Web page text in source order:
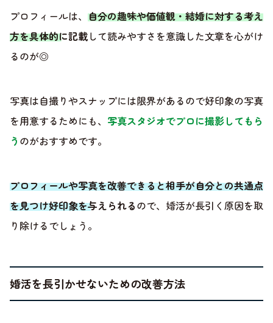
プロフィールは、 自分の趣味や価値観・結婚に対する考え
方を具体的に記載して読みやすさを意識した文章を心がけ
るのが◎
写真は自撮りやスナップには限界があるので好印象の写真
を用意するためにも、 写真スタジオでプロに撮影してもら
う のがおすすめです。
プロフィールや写真を改善できると相手が自分との共通点
を見つけ好印象を与えられるので、婚活が長引く原因を取
り除けるでしょう。
婚活を長引かせないための改善方法